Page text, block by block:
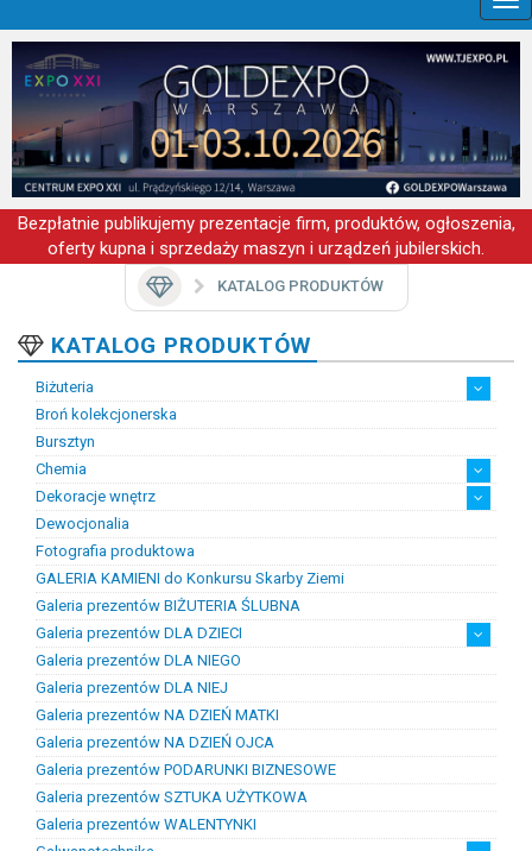
Bezpłatnie publikujemy prezentacje firm, produktów, ogłoszenia,
oferty kupna i sprzedaży maszyn i urządzeń jubilerskich.
KATALOG PRODUKTÓW
KATALOG PRODUKTÓW
Biżuteria
Artystyczna biżuteria srebrna
Biżuteria damska
Biżuteria dawna
Biżuteria dziecięca
Biżuteria inteligentna
Biżuteria miejska
Biżuteria męska
Biżuteria na zamówienie
Biżuteria rodowa
Biżuteria sakralna
Biżuteria srebrna
Biżuteria stalowa
Biżuteria stomatologiczna
Biżuteria sztuczna
Biżuteria unikatowa
Biżuteria z bursztynem
Biżuteria z diamentami
Biżuteria złota
Biżuteria ślubna
Obrączki ślubne
Broń kolekcjonerska
Bursztyn
Chemia
Chemia złotnicza
Ciecze probiercze
Kleje
Pasty i proszki do lutowania
Dekoracje wnętrz
Figurki
Lampy i plafony
Świeczniki
Dewocjonalia
Fotografia produktowa
GALERIA KAMIENI do Konkursu Skarby Ziemi
Galeria prezentów BIŻUTERIA ŚLUBNA
Galeria prezentów DLA DZIECI
Prezenty na chrzest i narodziny dzieci
Prezenty na komunię
Galeria prezentów DLA NIEGO
Galeria prezentów DLA NIEJ
Galeria prezentów NA DZIEŃ MATKI
Galeria prezentów NA DZIEŃ OJCA
Galeria prezentów PODARUNKI BIZNESOWE
Galeria prezentów SZTUKA UŻYTKOWA
Galeria prezentów WALENTYNKI